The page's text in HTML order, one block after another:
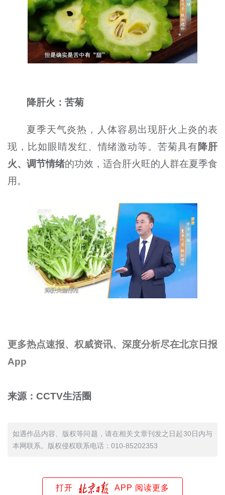
降肝火：苦菊
夏季天气炎热，人体容易出现肝火上炎的表
现，比如眼睛发红、情绪激动等。苦菊具有降肝
火、调节情绪的功效，适合肝火旺的人群在夏季食
用。
更多热点速报、权威资讯、深度分析尽在北京日报
App
来源：CCTV生活圈
如遇作品内容、版权等问题，请在相关文章刊发之日起30日内与
本网联系。版权侵权联系电话：010-85202353
打开 APP 阅读更多